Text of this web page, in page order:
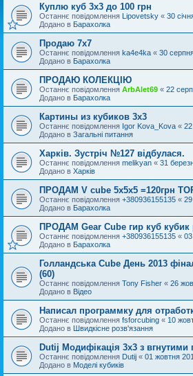
Куплю куб 3х3 до 100 грн
Останнє повідомлення Lipovetsky « 30
Додано в Барахолка
Продаю 7х7
Останнє повідомлення ka4e4ka « 30
Додано в Барахолка
ПРОДАЮ КОЛЕКЦІЮ
Останнє повідомлення ArbAlet69 « 22
Додано в Барахолка
Картины из кубиков 3х3
Останнє повідомлення Igor Kova_Kova «
Додано в Загальні питання
Харків. Зустріч №127 відбулася.
Останнє повідомлення melikyan « 31
Додано в Харків
ПРОДАМ V cube 5x5x5 =120грн
Останнє повідомлення +380936155135 «
Додано в Барахолка
ПРОДАМ Gear Cube гир куб кубик
Останнє повідомлення +380936155135 «
Додано в Барахолка
Голландська Cube День 2013
(60)
Останнє повідомлення Tony Fisher « 26
Додано в Відео
Написал программку для
Останнє повідомлення fsforcubing « 10
Додано в Швидкісне розв'язання
Dutij Модифікація 3х3 з вгнутими
Останнє повідомлення Dutij « 01 жовтня
Додано в Моделі кубиків